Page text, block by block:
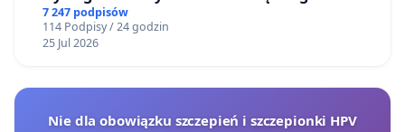
Centrum Zdrowia Dziecka w Katowicach
7 247 podpisów
114 Podpisy / 24 godzin
25 Jul 2026
Nie dla obowiązku szczepień i szczepionki HPV